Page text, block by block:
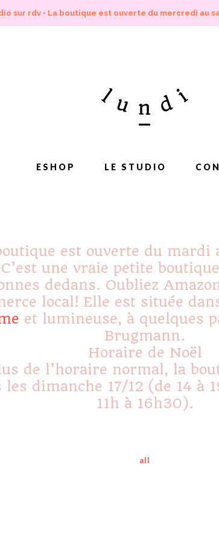
sur rdv • La boutique est ouverte du mercredi au
ESHOP LE STUDIO
est ouverte du mardi
une vraie petite
dedans. Oubliez
local! Elle est située
et lumineuse, à quelques
Brugmann.
Horaire de Noël
de l’horaire normal, la
les dimanche 17/12 (de 14 à
11h à 16h30).
all